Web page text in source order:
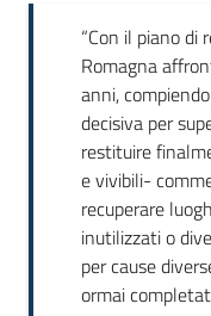
“Con il piano di
Romagna
anni,
decisiva per
restituire
e vivibili-
recuperare
inutilizzati o
per cause
ormai